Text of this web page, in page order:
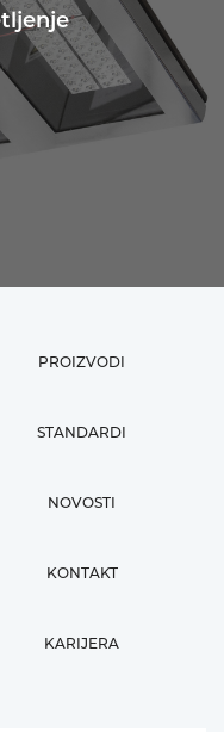
PROIZVODI
STANDARDI
NOVOSTI
KONTAKT
KARIJERA